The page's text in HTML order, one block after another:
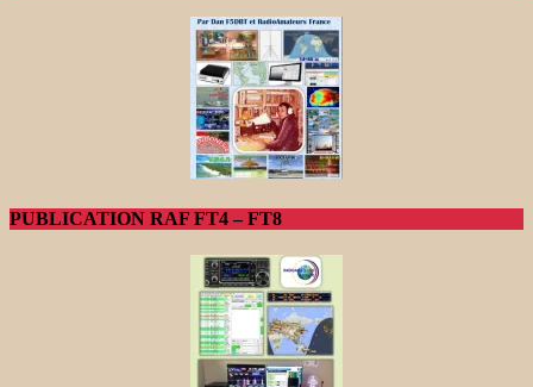
PUBLICATION RAF FT4 – FT8